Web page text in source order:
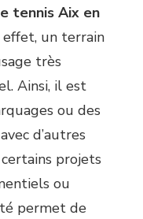
tennis Aix en
un terrain
très
Ainsi, il est
ou des
d’autres
projets
ou
permet de